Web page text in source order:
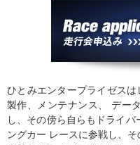
ひとみエンタープライゼス
製作、メンテナンス、 デー
し、その傍ら自らもドライ
ングカー レースに参戦し、